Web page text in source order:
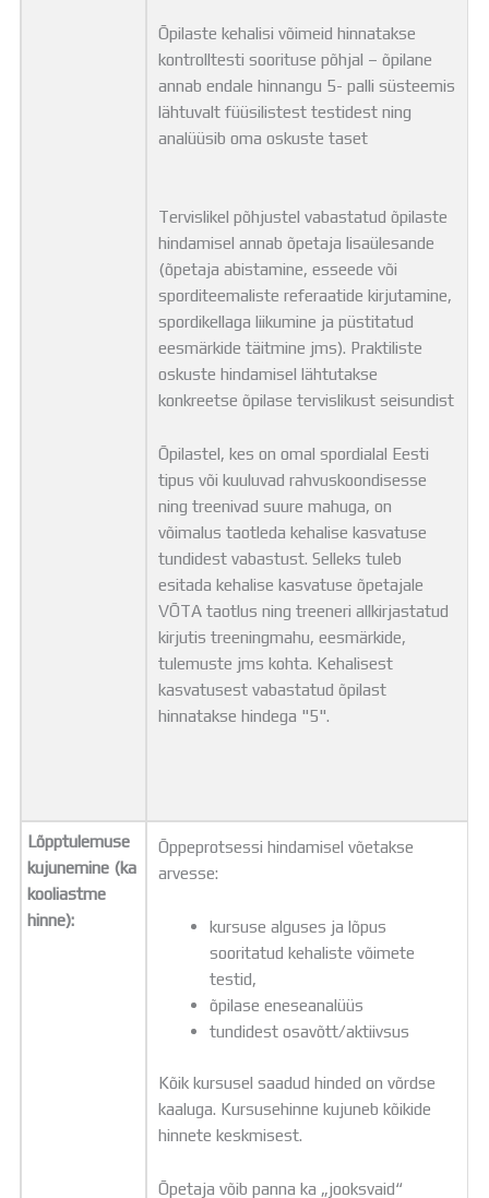
Õpilaste kehalisi võimeid hinnatakse
kontrolltesti soorituse põhjal – õpilane
annab endale hinnangu 5- palli süsteemis
lähtuvalt füüsilistest testidest ning
analüüsib oma oskuste taset
Tervislikel põhjustel vabastatud õpilaste
hindamisel annab õpetaja lisaülesande
(õpetaja abistamine, esseede või
sporditeemaliste referaatide kirjutamine,
spordikellaga liikumine ja püstitatud
eesmärkide täitmine jms). Praktiliste
oskuste hindamisel lähtutakse
konkreetse õpilase tervislikust seisundist
Õpilastel, kes on omal spordialal Eesti
tipus või kuuluvad rahvuskoondisesse
ning treenivad suure mahuga, on
võimalus taotleda kehalise kasvatuse
tundidest vabastust. Selleks tuleb
esitada kehalise kasvatuse õpetajale
VÕTA taotlus ning treeneri allkirjastatud
kirjutis treeningmahu, eesmärkide,
tulemuste jms kohta. Kehalisest
kasvatusest vabastatud õpilast
hinnatakse hindega "5".
Lõpptulemuse
kujunemine (ka
kooliastme
hinne):
Õppeprotsessi hindamisel võetakse
arvesse:
kursuse alguses ja lõpus
sooritatud kehaliste võimete
testid,
õpilase eneseanalüüs
tundidest osavõtt/aktiivsus
Kõik kursusel saadud hinded on võrdse
kaaluga. Kursusehinne kujuneb kõikide
hinnete keskmisest.
Õpetaja võib panna ka „jooksvaid“